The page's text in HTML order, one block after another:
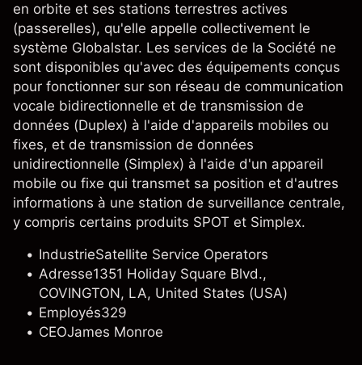
en orbite et ses stations terrestres actives
(passerelles), qu'elle appelle collectivement le
système Globalstar. Les services de la Société ne
sont disponibles qu'avec des équipements conçus
pour fonctionner sur son réseau de communication
vocale bidirectionnelle et de transmission de
données (Duplex) à l'aide d'appareils mobiles ou
fixes, et de transmission de données
unidirectionnelle (Simplex) à l'aide d'un appareil
mobile ou fixe qui transmet sa position et d'autres
informations à une station de surveillance centrale,
y compris certains produits SPOT et Simplex.
IndustrieSatellite Service Operators
Adresse1351 Holiday Square Blvd.,
COVINGTON, LA, United States (USA)
Employés329
CEOJames Monroe